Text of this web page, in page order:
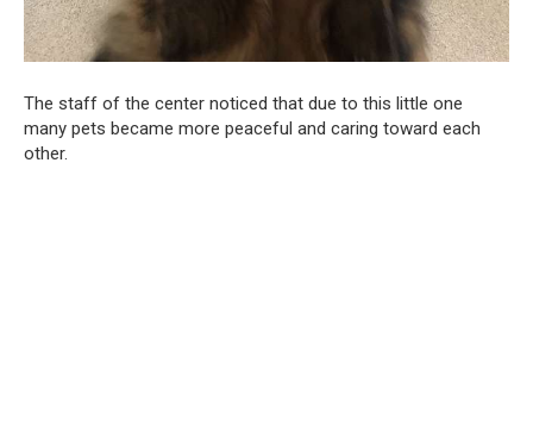
The staff of the center noticed that due to this little one
many pets became more peaceful and caring toward each
other.